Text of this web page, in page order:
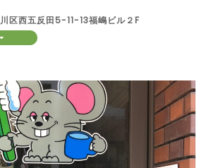
区西五反田5-11-13福嶋ビル２F